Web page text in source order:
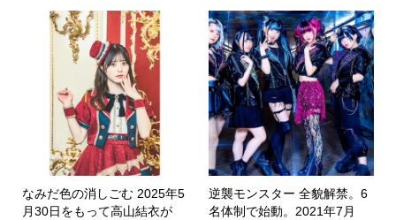
なみだ色の消しごむ 2025年5
月30日をもって高山結衣が
逆襲モンスター 全貌解禁。6
名体制で始動。2021年7月